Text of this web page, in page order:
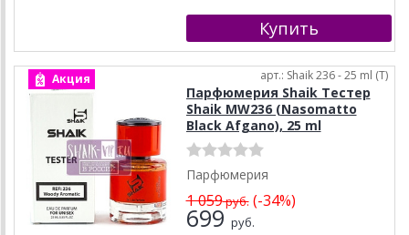
Акция арт.: Shaik 236 - 25 ml (T)
Парфюмерия Shaik Тестер
Shaik MW236 (Nasomatto
Black Afgano), 25 ml
Парфюмерия
1 059руб.(-34%)
699 руб.